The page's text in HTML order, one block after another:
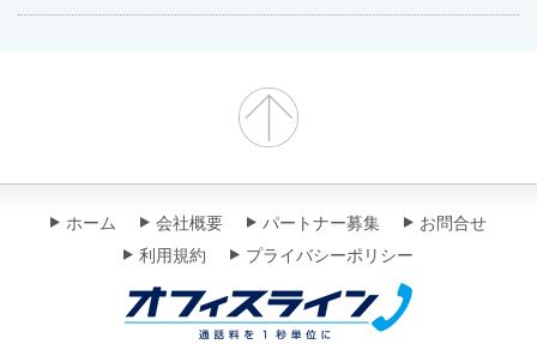
ホーム 会社概要 パートナー募集
お問合せ
利用規約
プライバシーポリシー